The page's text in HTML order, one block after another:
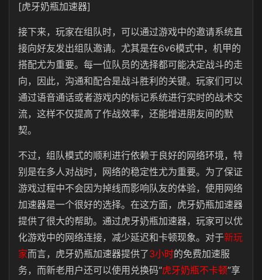
[虎牙奶瓶加速器]
接下来，玩家在组队时，可以通过游戏中的邀请系统直
接向好友发出组队邀请。尤其是在6v6模式中，机甲的
搭配尤为重要。每一位队员的选择都可能决定战斗的走
向，因此，沟通和配合是战斗胜利的关键。玩家们可以
通过语音通话或者游戏内的标记系统进行实时的战术交
流，这样不仅提高了作战效率，还能增进朋友间的默
契。
不过，组队模式的顺利进行依赖于良好的网络环境，特
别是在多人对战时，网络的稳定性尤为重要。为了保证
游戏过程中不会因为掉线而影响队友的体验，使用网络
加速器是一个很好的选择。在这方面，虎牙奶瓶加速器
提供了很大的帮助。通过虎牙奶瓶加速器，玩家可以优
化游戏中的网络连接，减少延迟和卡顿现象。对于新玩
家而言，虎牙奶瓶加速器提供了3小时的免费加速服
务，而新老用户还可以使用兑换码“虎牙奶瓶不卡顿”享